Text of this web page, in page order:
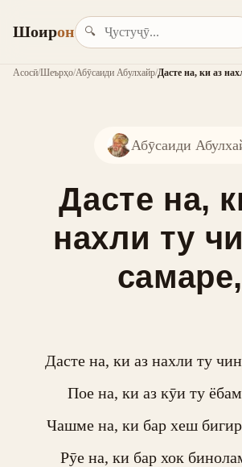
Шоирон 🔍
Асосӣ/Шеърҳо/Абӯсаиди Абулхайр/Дасте на, ки аз
Абӯсаиди
Дасте на,
нахли ту
самаре,
Дасте на, ки аз нахли ту
Пое на, ки аз кӯи ту ёбам
Чашме на, ки бар хеш
Рӯе на, ки бар хок